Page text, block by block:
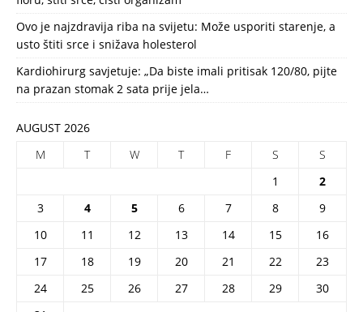
Ovo je najzdravija riba na svijetu: Može usporiti starenje, a
usto štiti srce i snižava holesterol
Kardiohirurg savjetuje: „Da biste imali pritisak 120/80, pijte
na prazan stomak 2 sata prije jela…
AUGUST 2026
M
T W T F S
S
1
2
3
4 5 6 7 8
9
10
11 12 13 14 15
16
17
18 19 20 21 22
23
24
25 26 27 28 29
30